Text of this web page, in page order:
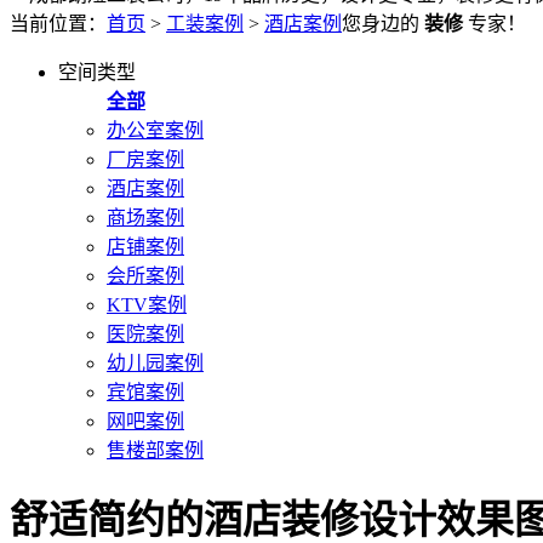
当前位置： 首页 > 工装案例 > 酒店案例 您身边的 装修专家！
空间类型
全部
办公室案例
厂房案例
酒店案例
商场案例
店铺案例
会所案例
KTV案例
医院案例
幼儿园案例
宾馆案例
网吧案例
售楼部案例
舒适简约的酒店装修设计效果